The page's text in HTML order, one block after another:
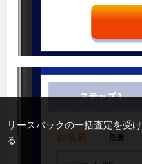
リースバックの一括査定を受け
る